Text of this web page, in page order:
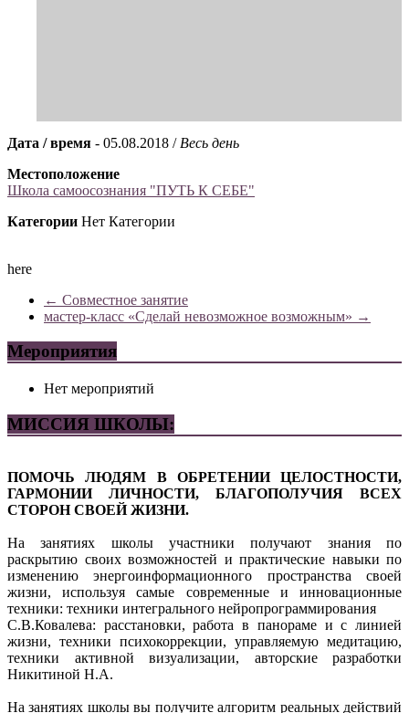
Дата / время - 05.08.2018 / Весь день
Местоположение
Школа самоосознания "ПУТЬ К СЕБЕ"
Категории Нет Категории
here
← Совместное занятие
мастер-класс «Сделай невозможное возможным» →
Мероприятия
Нет мероприятий
МИССИЯ ШКОЛЫ:
ПОМОЧЬ ЛЮДЯМ В ОБРЕТЕНИИ ЦЕЛОСТНОСТИ,
ГАРМОНИИ ЛИЧНОСТИ, БЛАГОПОЛУЧИЯ ВСЕХ
СТОРОН СВОЕЙ ЖИЗНИ.
На занятиях школы участники получают знания по
раскрытию своих возможностей и практические навыки по
изменению энергоинформационного пространства своей
жизни, используя самые современные и инновационные
техники: техники интегрального нейропрограммирования
С.В.Ковалева: расстановки, работа в панораме и с линией
жизни, техники психокоррекции, управляемую медитацию,
техники активной визуализации, авторские разработки
Никитиной Н.А.
На занятиях школы вы получите алгоритм реальных действий